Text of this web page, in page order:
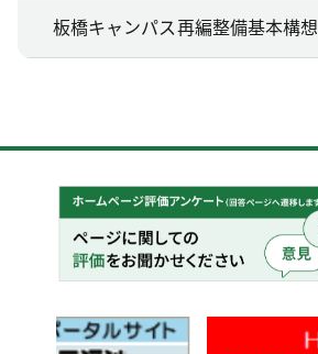
板橋キャンパス再編整備基本構想